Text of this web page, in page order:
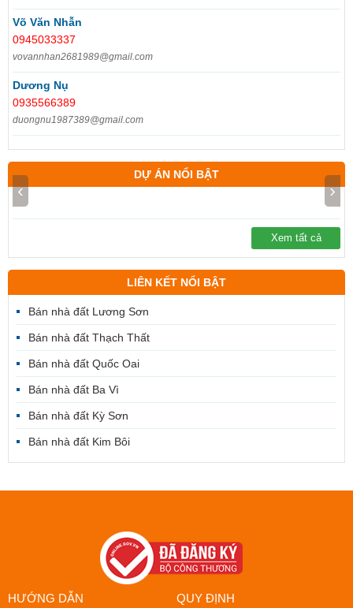
Võ Văn Nhẫn
0945033337
vovannhan2681989@gmail.com
Dương Nụ
0935566389
duongnu1987389@gmail.com
DỰ ÁN NỔI BẬT
‹ ›
Xem tất cả
LIÊN KẾT NỔI BẬT
Bán nhà đất Lương Sơn
Bán nhà đất Thạch Thất
Bán nhà đất Quốc Oai
Bán nhà đất Ba Vì
Bán nhà đất Kỳ Sơn
Bán nhà đất Kim Bôi
HƯỚNG DẪN QUY ĐỊNH